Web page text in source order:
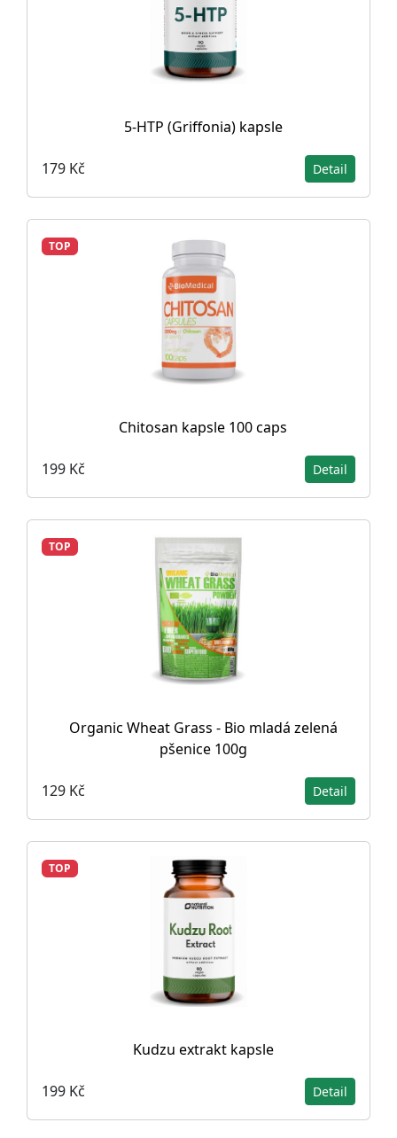
5-HTP (Griffonia) kapsle
179 Kč Detail
TOP
Chitosan kapsle 100 caps
199 Kč Detail
TOP
Organic Wheat Grass - Bio mladá zelená
pšenice 100g
129 Kč Detail
TOP
Kudzu extrakt kapsle
199 Kč Detail